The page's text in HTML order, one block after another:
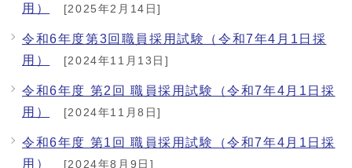
用）
[2025年2月14日]
令和6年度第3回職員採用試験（令和7年4月1日採
用）
[2024年11月13日]
令和6年度 第2回 職員採用試験（令和7年4月1日採
用）
[2024年11月8日]
令和6年度 第1回 職員採用試験（令和7年4月1日採
用）
[2024年8月9日]